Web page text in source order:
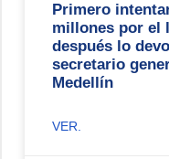
Primero
millones por el
después lo
secretario
Medellín
VER.